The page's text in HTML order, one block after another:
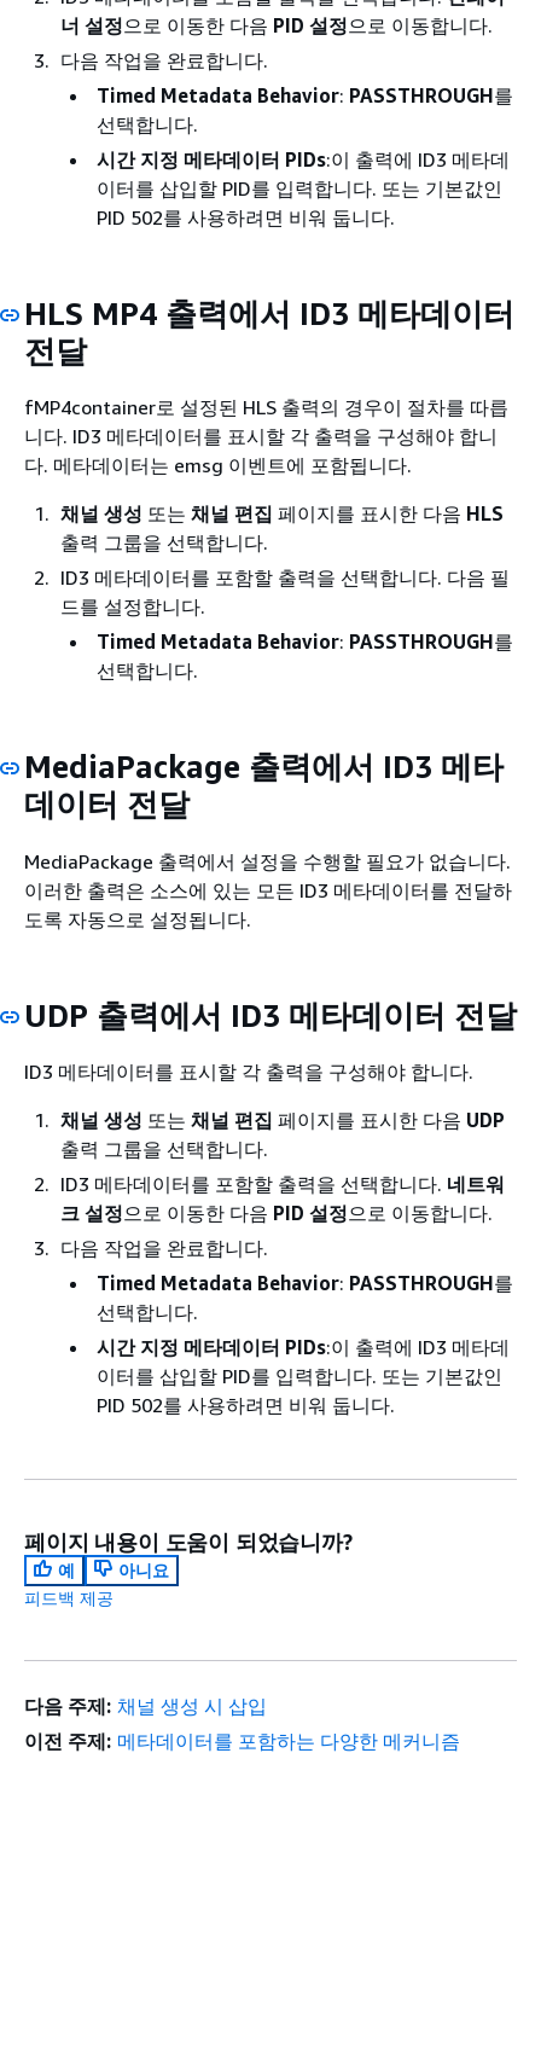
너 설정으로 이동한 다음 PID 설정으로 이동합니다.
다음 작업을 완료합니다.
Timed Metadata Behavior: PASSTHROUGH를
선택합니다.
시간 지정 메타데이터 PIDs:이 출력에 ID3 메타데
이터를 삽입할 PID를 입력합니다. 또는 기본값인
PID 502를 사용하려면 비워 둡니다.
HLS MP4 출력에서 ID3 메타데이터
전달
fMP4container로 설정된 HLS 출력의 경우이 절차를 따릅
니다. ID3 메타데이터를 표시할 각 출력을 구성해야 합니
다. 메타데이터는 emsg 이벤트에 포함됩니다.
채널 생성 또는 채널 편집 페이지를 표시한 다음 HLS
출력 그룹을 선택합니다.
ID3 메타데이터를 포함할 출력을 선택합니다. 다음 필
드를 설정합니다.
Timed Metadata Behavior: PASSTHROUGH를
선택합니다.
MediaPackage 출력에서 ID3 메타
데이터 전달
MediaPackage 출력에서 설정을 수행할 필요가 없습니다.
이러한 출력은 소스에 있는 모든 ID3 메타데이터를 전달하
도록 자동으로 설정됩니다.
UDP 출력에서 ID3 메타데이터 전달
ID3 메타데이터를 표시할 각 출력을 구성해야 합니다.
채널 생성 또는 채널 편집 페이지를 표시한 다음 UDP
출력 그룹을 선택합니다.
ID3 메타데이터를 포함할 출력을 선택합니다. 네트워
크 설정으로 이동한 다음 PID 설정으로 이동합니다.
다음 작업을 완료합니다.
Timed Metadata Behavior: PASSTHROUGH를
선택합니다.
시간 지정 메타데이터 PIDs:이 출력에 ID3 메타데
이터를 삽입할 PID를 입력합니다. 또는 기본값인
PID 502를 사용하려면 비워 둡니다.
페이지 내용이 도움이 되었습니까?
예
아니요
피드백 제공
다음 주제: 채널 생성 시 삽입
이전 주제: 메타데이터를 포함하는 다양한 메커니즘